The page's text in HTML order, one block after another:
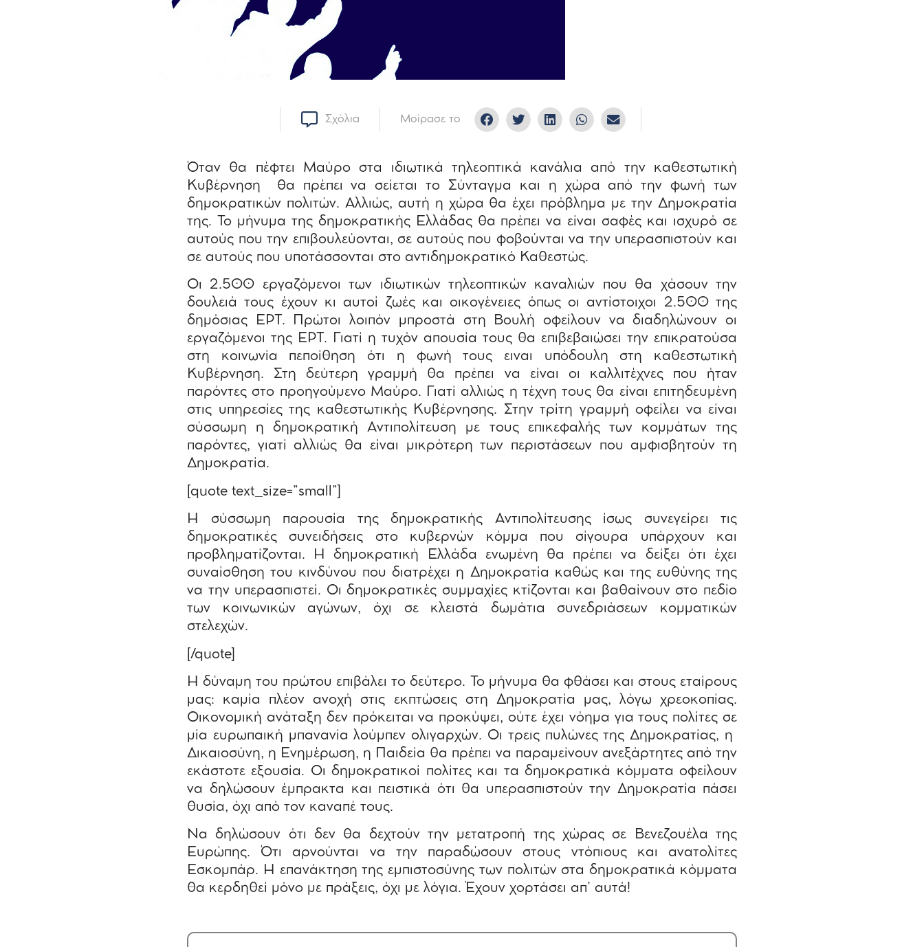
Σχόλια Μοίρασε το
Όταν θα πέφτει Μαύρο στα ιδιωτικά τηλεοπτικά κανάλια από την καθεστωτική
Κυβέρνηση θα πρέπει να σείεται το Σύνταγμα και η χώρα από την φωνή των
δημοκρατικών πολιτών. Αλλιώς, αυτή η χώρα θα έχει πρόβλημα με την Δημοκρατία
της. Το μήνυμα της δημοκρατικής Ελλάδας θα πρέπει να είναι σαφές και ισχυρό σε
αυτούς που την επιβουλεύονται, σε αυτούς που φοβούνται να την υπερασπιστούν και
σε αυτούς που υποτάσσονται στο αντιδημοκρατικό Καθεστώς.
Οι 2.500 εργαζόμενοι των ιδιωτικών τηλεοπτικών καναλιών που θα χάσουν την
δουλειά τους έχουν κι αυτοί ζωές και οικογένειες όπως οι αντίστοιχοι 2.500 της
δημόσιας ΕΡΤ. Πρώτοι λοιπόν μπροστά στη Βουλή οφείλουν να διαδηλώνουν οι
εργαζόμενοι της ΕΡΤ. Γιατί η τυχόν απουσία τους θα επιβεβαιώσει την επικρατούσα
στη κοινωνία πεποίθηση ότι η φωνή τους ειναι υπόδουλη στη καθεστωτική
Κυβέρνηση. Στη δεύτερη γραμμή θα πρέπει να είναι οι καλλιτέχνες που ήταν
παρόντες στο προηγούμενο Μαύρο. Γιατί αλλιώς η τέχνη τους θα είναι επιτηδευμένη
στις υπηρεσίες της καθεστωτικής Κυβέρνησης. Στην τρίτη γραμμή οφείλει να είναι
σύσσωμη η δημοκρατική Αντιπολίτευση με τους επικεφαλής των κομμάτων της
παρόντες, γιατί αλλιώς θα είναι μικρότερη των περιστάσεων που αμφισβητούν τη
Δημοκρατία.
[quote text_size=”small”]
Η σύσσωμη παρουσία της δημοκρατικής Αντιπολίτευσης ίσως συνεγείρει τις
δημοκρατικές συνειδήσεις στο κυβερνών κόμμα που σίγουρα υπάρχουν και
προβληματίζονται. Η δημοκρατική Ελλάδα ενωμένη θα πρέπει να δείξει ότι έχει
συναίσθηση του κινδύνου που διατρέχει η Δημοκρατία καθώς και της ευθύνης της
να την υπερασπιστεί. Οι δημοκρατικές συμμαχίες κτίζονται και βαθαίνουν στο πεδίο
των κοινωνικών αγώνων, όχι σε κλειστά δωμάτια συνεδριάσεων κομματικών
στελεχών.
[/quote]
Η δύναμη του πρώτου επιβάλει το δεύτερο. Το μήνυμα θα φθάσει και στους εταίρους
μας: καμία πλέον ανοχή στις εκπτώσεις στη Δημοκρατία μας, λόγω χρεοκοπίας.
Οικονομική ανάταξη δεν πρόκειται να προκύψει, ούτε έχει νόημα για τους πολίτες σε
μία ευρωπαική μπανανία λούμπεν ολιγαρχών. Οι τρεις πυλώνες της Δημοκρατίας, η
Δικαιοσύνη, η Ενημέρωση, η Παιδεία θα πρέπει να παραμείνουν ανεξάρτητες από την
εκάστοτε εξουσία. Οι δημοκρατικοί πολίτες και τα δημοκρατικά κόμματα οφείλουν
να δηλώσουν έμπρακτα και πειστικά ότι θα υπερασπιστούν την Δημοκρατία πάσει
θυσία, όχι από τον καναπέ τους.
Να δηλώσουν ότι δεν θα δεχτούν την μετατροπή της χώρας σε Βενεζουέλα της
Ευρώπης. Ότι αρνούνται να την παραδώσουν στους ντόπιους και ανατολίτες
Εσκομπάρ. Η επανάκτηση της εμπιστοσύνης των πολιτών στα δημοκρατικά κόμματα
θα κερδηθεί μόνο με πράξεις, όχι με λόγια. Έχουν χορτάσει απ’ αυτά!